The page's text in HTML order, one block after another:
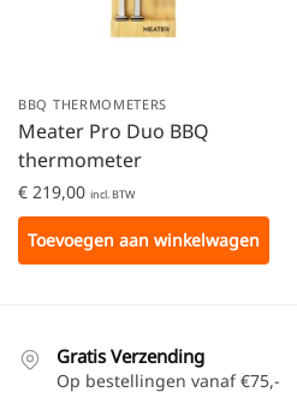
BBQ THERMOMETERS
Meater Pro Duo BBQ
thermometer
€ 219,00 incl. BTW
Toevoegen aan winkelwagen
Gratis Verzending
Op bestellingen vanaf €75,-